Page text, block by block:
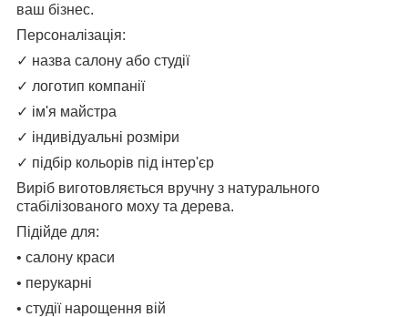
ваш бізнес.
Персоналізація:
✓ назва салону або студії
✓ логотип компанії
✓ ім'я майстра
✓ індивідуальні розміри
✓ підбір кольорів під інтер'єр
Виріб виготовляється вручну з натурального
стабілізованого моху та дерева.
Підійде для:
• салону краси
• перукарні
• студії нарощення вій